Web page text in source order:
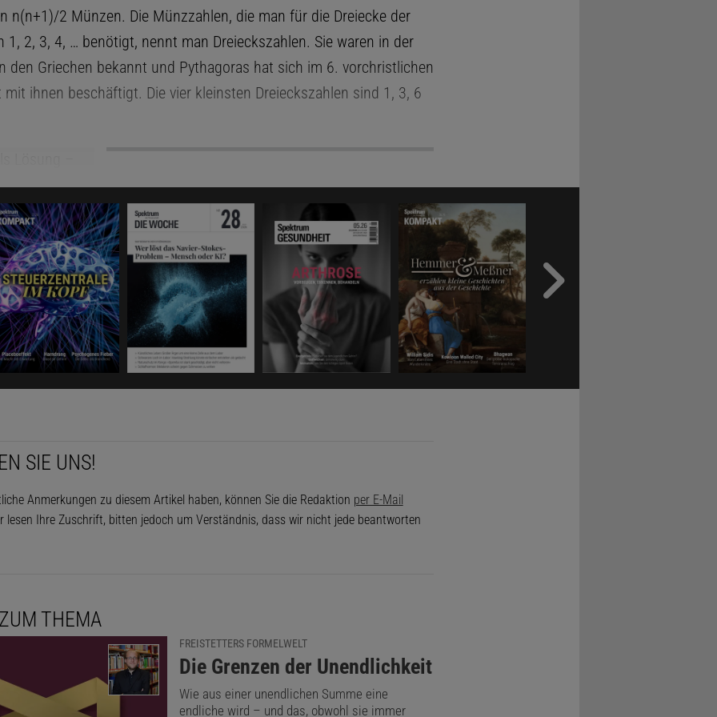
n(n+1)/2 Münzen. Die Münzzahlen, die man für die Dreiecke der
1, 2, 3, 4, … benötigt, nennt man Dreieckszahlen. Sie waren in der
den Griechen bekannt und Pythagoras hat sich im 6. vorchristlichen
ihnen beschäftigt. Die vier kleinsten Dreieckszahlen sind 1, 3, 6
Das könnte Sie auch interessieren:
Spektrum KompaktDes Rätsels Lösung –
Mathematische Beweise und ihre Entdecker
Christiaan Huygens (1629-1695) war einer der bedeutendsten
und Physiker der 17. Jahrhunderts. Er schuf die Wellentheorie des
den ersten Saturnmond und erfand eine Pendeluhr, deren
Politiker und Bibliothekar leistete und als letzter
Newton und unabhängig von diesem die Differential- und
empfehlen:
SIE UNS!
Anmerkungen zu diesem Artikel haben, können Sie die Redaktion per E-Mail
lesen Ihre Zuschrift, bitten jedoch um Verständnis, dass wir nicht jede beantworten
THEMA
FREISTETTERS FORMELWELT
:
Die Grenzen der Unendlichkeit
Wie aus einer unendlichen Summe eine
endliche wird – und das, obwohl sie immer